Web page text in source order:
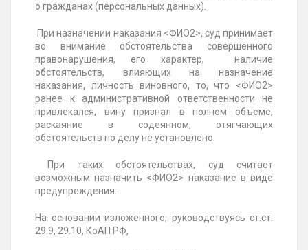
о гражданах (персональных данных).
При назначении наказания <ФИО2>, суд принимает
во внимание обстоятельства совершенного
правонарушения, его характер, наличие
обстоятельств, влияющих на назначение
наказания, личность виновного, то, что <ФИО2>
ранее к административной ответственности не
привлекался, вину признал в полном объеме,
раскаяние в содеянном, отягчающих
обстоятельств по делу не установлено.
При таких обстоятельствах, суд считает
возможным назначить <ФИО2> наказание в виде
предупреждения.
На основании изложенного, руководствуясь ст.ст.
29.9, 29.10, КоАП РФ,